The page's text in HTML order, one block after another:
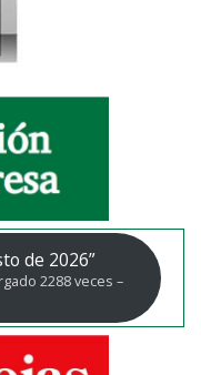
de 2026”
2288 veces –